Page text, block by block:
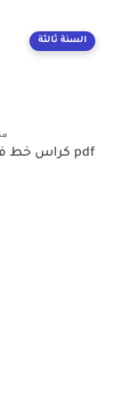
السنة ثالثة
كراس خط فرنسية رائعة pdf